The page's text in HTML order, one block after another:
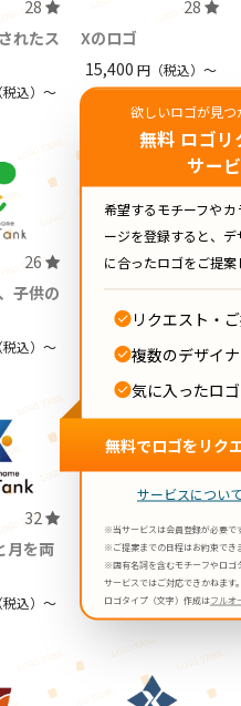
28
れたス
税込）〜
28
Xのロゴ
15,400 円（税込）〜
26
子供の
税込）〜
30
家がモチーフの発
展、成長...
15,400円（税込）〜
32
月を両
税込）〜
和菓子やパン屋さ
んのロゴ...
15,400円（税込）〜
欲しいロゴが見
無料 ロゴリ
サー
希望するモチーフや
ージを登録すると、
に合ったロゴをご提案
リクエスト・
複数のデザイ
気に入ったロ
無料でロゴをリク
サービスについ
※当サービスは会員登録が必要で
※ご提案までの日程はお約束でき
※固有名詞を含むモチーフやロゴ
サービスではご対応できかねます
ロゴタイプ（文字）作成はフルオ